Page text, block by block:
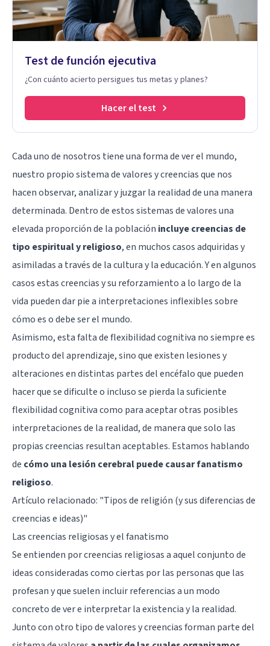
Test de función ejecutiva
¿Con cuánto acierto persigues tus metas y planes?
Hacer el test
Cada uno de nosotros tiene una forma de ver el mundo,
nuestro propio sistema de valores y creencias que nos
hacen observar, analizar y juzgar la realidad de una manera
determinada. Dentro de estos sistemas de valores una
elevada proporción de la población incluye creencias de
tipo espiritual y religioso, en muchos casos adquiridas y
asimiladas a través de la cultura y la educación. Y en algunos
casos estas creencias y su reforzamiento a lo largo de la
vida pueden dar pie a interpretaciones inflexibles sobre
cómo es o debe ser el mundo.
Asimismo, esta falta de flexibilidad cognitiva no siempre es
producto del aprendizaje, sino que existen lesiones y
alteraciones en distintas partes del encéfalo que pueden
hacer que se dificulte o incluso se pierda la suficiente
flexibilidad cognitiva como para aceptar otras posibles
interpretaciones de la realidad, de manera que solo las
propias creencias resultan aceptables. Estamos hablando
de cómo una lesión cerebral puede causar fanatismo
religioso.
Artículo relacionado: "Tipos de religión (y sus diferencias de
creencias e ideas)"
Las creencias religiosas y el fanatismo
Se entienden por creencias religiosas a aquel conjunto de
ideas consideradas como ciertas por las personas que las
profesan y que suelen incluir referencias a un modo
concreto de ver e interpretar la existencia y la realidad.
Junto con otro tipo de valores y creencias forman parte del